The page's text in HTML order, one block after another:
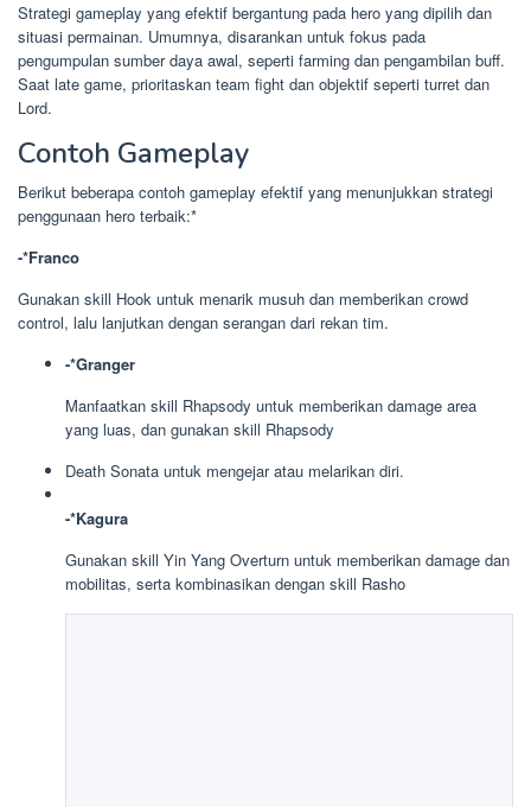
Strategi gameplay yang efektif bergantung pada hero yang dipilih dan
situasi permainan. Umumnya, disarankan untuk fokus pada
pengumpulan sumber daya awal, seperti farming dan pengambilan buff.
Saat late game, prioritaskan team fight dan objektif seperti turret dan
Lord.
Contoh Gameplay
Berikut beberapa contoh gameplay efektif yang menunjukkan strategi
penggunaan hero terbaik:*
-*Franco
Gunakan skill Hook untuk menarik musuh dan memberikan crowd
control, lalu lanjutkan dengan serangan dari rekan tim.
-*Granger
Manfaatkan skill Rhapsody untuk memberikan damage area
yang luas, dan gunakan skill Rhapsody
Death Sonata untuk mengejar atau melarikan diri.
-*Kagura
Gunakan skill Yin Yang Overturn untuk memberikan damage dan
mobilitas, serta kombinasikan dengan skill Rasho